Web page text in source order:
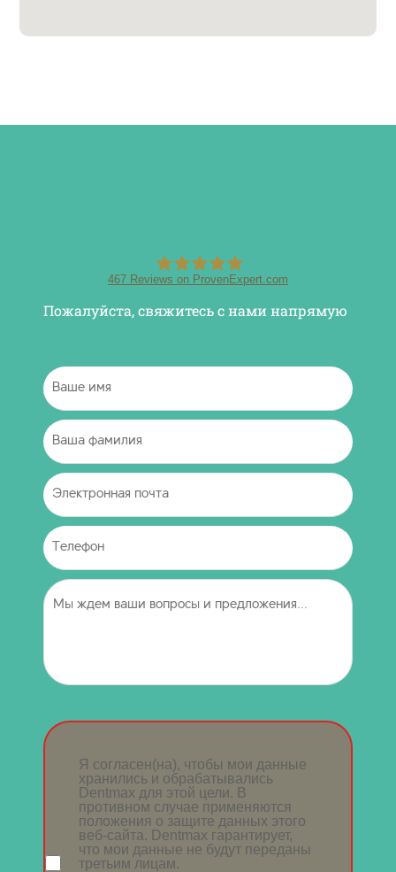
DENTMAX DENTAL CLINIC
467 Reviews on ProvenExpert.com
Пожалуйста, свяжитесь с нами напрямую
Я согласен(на), чтобы мои данные
хранились и обрабатывались
Dentmax для этой цели. В
противном случае применяются
положения о защите данных этого
веб-сайта. Dentmax гарантирует,
что мои данные не будут переданы
третьим лицам.